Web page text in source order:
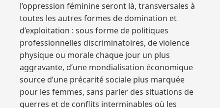
l’oppression féminine seront là, transversales à
toutes les autres formes de domination et
d’exploitation : sous forme de politiques
professionnelles discriminatoires, de violence
physique ou morale chaque jour un plus
aggravante, d’une mondialisation économique
source d’une précarité sociale plus marquée
pour les femmes, sans parler des situations de
guerres et de conflits interminables où les